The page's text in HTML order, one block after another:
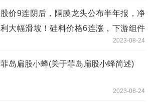
股价9连阴后，隔膜龙头公布半年报，净
利大幅滑坡！硅料价格6连涨，下游组件
2023-08-24
菲岛扁股小蜂(关于菲岛扁股小蜂简述)
2023-08-24